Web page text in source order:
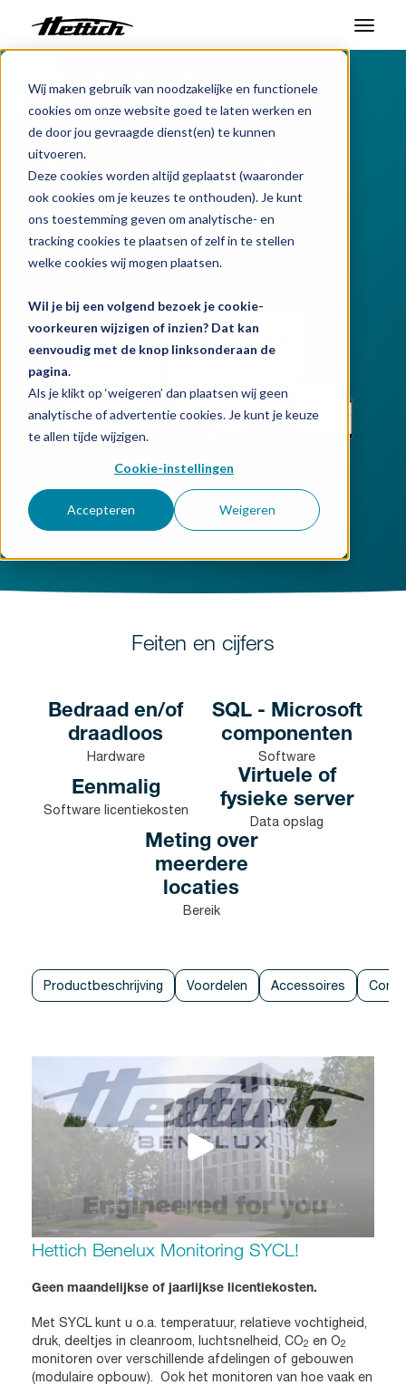
Wij maken gebruik van noodzakelijke en functionele
cookies om onze website goed te laten werken en
de door jou gevraagde dienst(en) te kunnen
uitvoeren.
Deze cookies worden altijd geplaatst (waaronder
ook cookies om je keuzes te onthouden). Je kunt
ons toestemming geven om analytische- en
tracking cookies te plaatsen of zelf in te stellen
welke cookies wij mogen plaatsen.
Wil je bij een volgend bezoek je cookie-
voorkeuren wijzigen of inzien? Dat kan
eenvoudig met de knop linksonderaan de
pagina.
Als je klikt op ‘weigeren’ dan plaatsen wij geen
analytische of advertentie cookies. Je kunt je keuze
te allen tijde wijzigen.
Cookie-instellingen
Accepteren Weigeren
Producten
Markten
Support Center
Over ons
Contact
Nieuws en evenementen
Downloads
Werken bij
Sycl
Monitor meer dan alleen
temperatuur
Feiten en cijfers
Bedraad en/of
draadloos
Hardware
SQL - Microsoft
componenten
Software
Eenmalig
Software licentiekosten
Virtuele of
fysieke server
Data opslag
Meting over
meerdere
locaties
Bereik
Productbeschrijving Voordelen Accessoires
Hettich Benelux Monitoring SYCL!
Geen maandelijkse of jaarlijkse licentiekosten.
Met SYCL kunt u o.a. temperatuur, relatieve vochtigheid,
druk, deeltjes in cleanroom, luchtsnelheid, CO2 en O2
monitoren over verschillende afdelingen of gebouwen
(modulaire opbouw). Ook het monitoren van hoe vaak en